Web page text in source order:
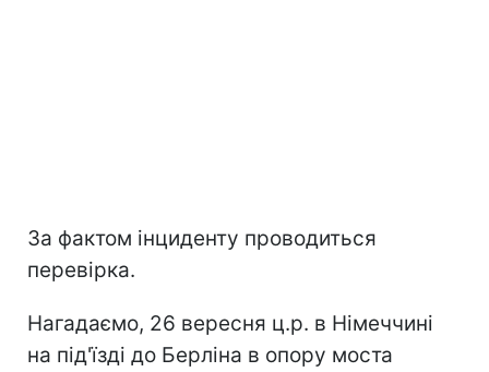
За фактом інциденту проводиться
перевірка.
Нагадаємо, 26 вересня ц.р. в Німеччині
на під'їзді до Берліна в опору моста